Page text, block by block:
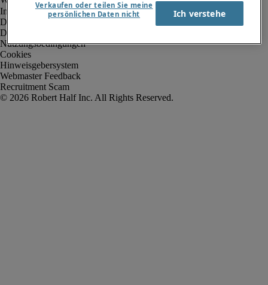
Impressum
Datenschutz
Datenschutz Arbeitnehmer/Zeitarbeitskräfte
Nutzungsbedingungen
Cookies
Hinweisgebersystem
Webmaster Feedback
Recruitment Scam
Verkaufen oder teilen Sie meine
persönlichen Daten nicht
Ich verstehe